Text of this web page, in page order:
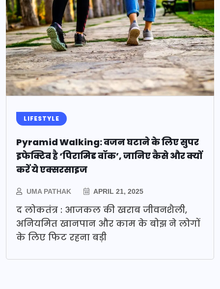
LIFESTYLE
Pyramid Walking: वजन घटाने के लिए सुपर
इफेक्टिव है ‘पिरामिड वॉक’, जानिए कैसे और क्यों
करें ये एक्सरसाइज
UMA PATHAK APRIL 21, 2025
द लोकतंत्र : आजकल की खराब जीवनशैली,
अनियमित खानपान और काम के बोझ ने लोगों
के लिए फिट रहना बड़ी